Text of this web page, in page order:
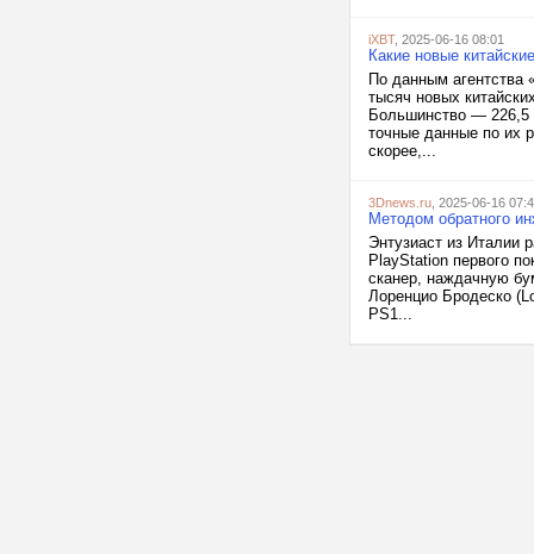
iXBT, 2025-06-16 08:01
Какие новые
По данным агентства
тысяч новых
Большинство — 226,5
точные данные по их
скорее,...
3Dnews.ru , 2025-06-16
Методом обратного
Энтузиаст из Италии
PlayStation первого
сканер, наждачную
Лоренцио Бродеско
PS1...